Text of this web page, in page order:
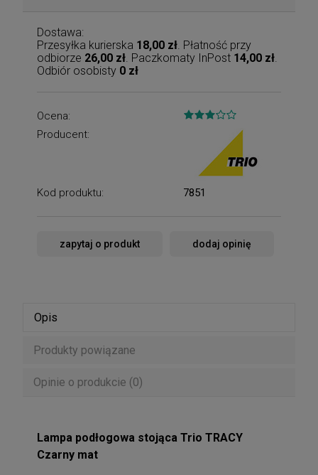
Dostawa:
Przesyłka kurierska 18,00 zł . Płatność przy
odbiorze 26,00 zł . Paczkomaty InPost 14,00 zł
Odbiór osobisty 0 zł
Ocena:
Producent:
Kod produktu: 7851
zapytaj o produkt dodaj opinię
Opis
Produkty powiązane
Opinie o produkcie (0)
Lampa podłogowa stojąca Trio TRACY
Czarny mat